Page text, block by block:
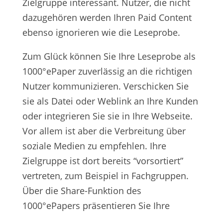
Zielgruppe interessant. Nutzer, die nicht
dazugehören werden Ihren Paid Content
ebenso ignorieren wie die Leseprobe.
Zum Glück können Sie Ihre Leseprobe als
1000°ePaper zuverlässig an die richtigen
Nutzer kommunizieren. Verschicken Sie
sie als Datei oder Weblink an Ihre Kunden
oder integrieren Sie sie in Ihre Webseite.
Vor allem ist aber die Verbreitung über
soziale Medien zu empfehlen. Ihre
Zielgruppe ist dort bereits “vorsortiert”
vertreten, zum Beispiel in Fachgruppen.
Über die Share-Funktion des
1000°ePapers präsentieren Sie Ihre